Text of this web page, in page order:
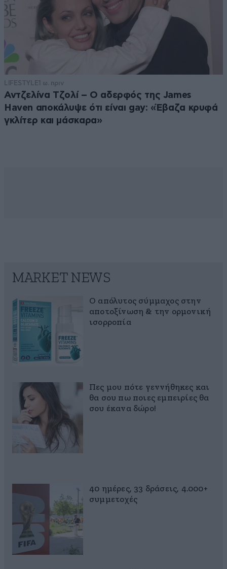
LIFESTYLE1 ω. πριν
Αντζελίνα Τζολί – Ο αδερφός της James
Haven αποκάλυψε ότι είναι gay: «Έβαζα κρυφά
γκλίτερ και μάσκαρα»
MARKET NEWS
Ο απόλυτος σύμμαχος στην
αποτοξίνωση & την ορμονική
ισορροπία
Πες μου πότε γεννήθηκες και
θα σου πω ποιες εμπειρίες θα
σου έκανα δώρο!
40 ημέρες, 33 δράσεις, 4.000+
συμμετοχές